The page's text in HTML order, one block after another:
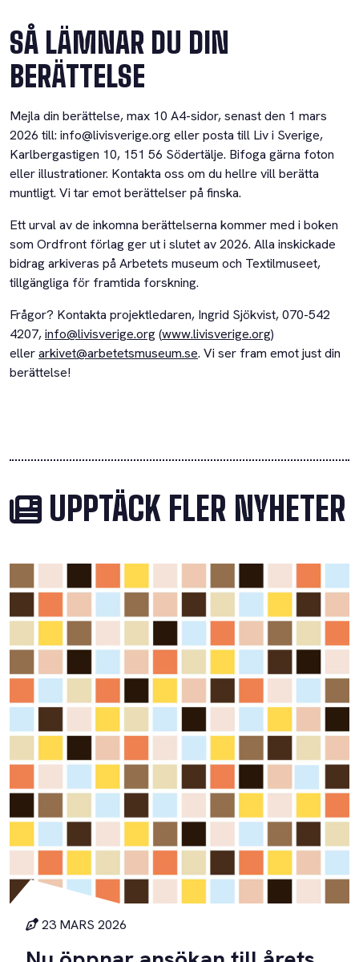
SÅ LÄMNAR DU DIN
BERÄTTELSE
Mejla din berättelse, max 10 A4-sidor, senast den 1 mars
2026 till: info@livisverige.org eller posta till Liv i Sverige,
Karlbergastigen 10, 151 56 Södertälje. Bifoga gärna foton
eller illustrationer. Kontakta oss om du hellre vill berätta
muntligt. Vi tar emot berättelser på finska.
Ett urval av de inkomna berättelserna kommer med i boken
som Ordfront förlag ger ut i slutet av 2026. Alla inskickade
bidrag arkiveras på Arbetets museum och Textilmuseet,
tillgängliga för framtida forskning.
Frågor? Kontakta projektledaren, Ingrid Sjökvist, 070-542
4207,info@livisverige.org(www.livisverige.org)
ellerarkivet@arbetetsmuseum.se. Vi ser fram emot just din
berättelse!
UPPTÄCK FLER NYHETER
23 MARS 2026